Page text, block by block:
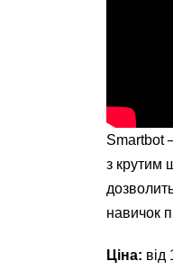
Smartbot
з крутим
навичок
Ціна: від